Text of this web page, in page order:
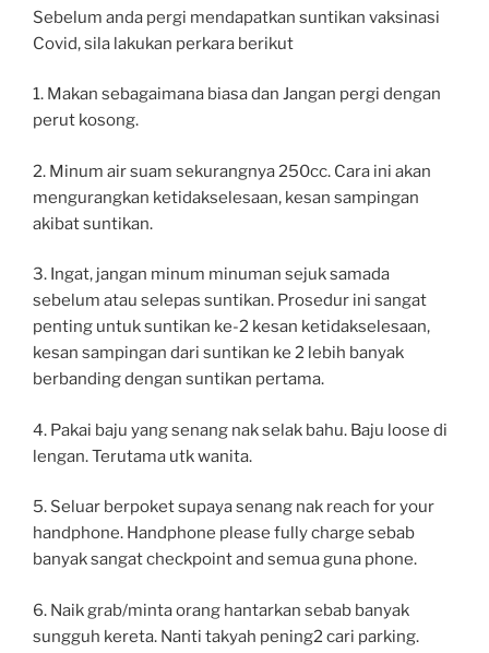
Sebelum anda pergi mendapatkan suntikan vaksinasi
Covid, sila lakukan perkara berikut
1. Makan sebagaimana biasa dan Jangan pergi dengan
perut kosong.
2. Minum air suam sekurangnya 250cc. Cara ini akan
mengurangkan ketidakselesaan, kesan sampingan
akibat suntikan.
3. Ingat, jangan minum minuman sejuk samada
sebelum atau selepas suntikan. Prosedur ini sangat
penting untuk suntikan ke-2 kesan ketidakselesaan,
kesan sampingan dari suntikan ke 2 lebih banyak
berbanding dengan suntikan pertama.
4. Pakai baju yang senang nak selak bahu. Baju loose di
lengan. Terutama utk wanita.
5. Seluar berpoket supaya senang nak reach for your
handphone. Handphone please fully charge sebab
banyak sangat checkpoint and semua guna phone.
6. Naik grab/minta orang hantarkan sebab banyak
sungguh kereta. Nanti takyah pening2 cari parking.